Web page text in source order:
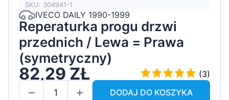
SKU: 304941-1
IVECO DAILY 1990-1999
Reperaturka progu drzwi
przednich / Lewa = Prawa
(symetryczny)
82,29 ZŁ
(3)
DODAJ DO KOSZYKA